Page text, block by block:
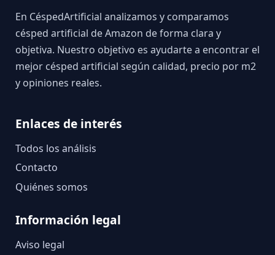
En CéspedArtificial analizamos y comparamos
césped artificial de Amazon de forma clara y
objetiva. Nuestro objetivo es ayudarte a encontrar el
mejor césped artificial según calidad, precio por m2
y opiniones reales.
Enlaces de interés
Todos los análisis
Contacto
Quiénes somos
Información legal
Aviso legal